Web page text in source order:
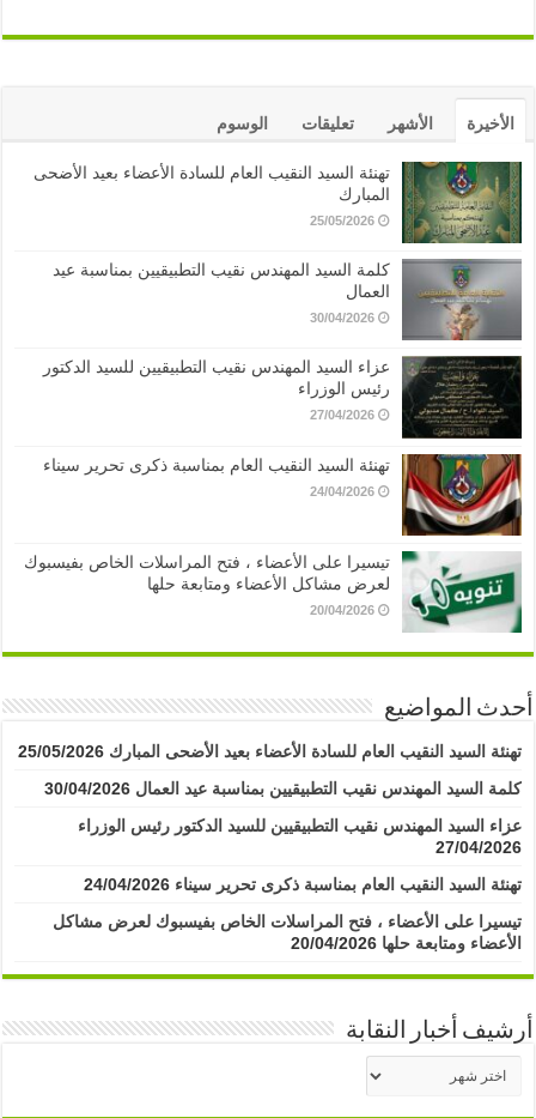
الأخيرة الأشهر تعليقات الوسوم
تهنئة السيد النقيب العام للسادة الأعضاء بعيد الأضحى
المبارك
25/05/2026
كلمة السيد المهندس نقيب التطبيقيين بمناسبة عيد
العمال
30/04/2026
عزاء السيد المهندس نقيب التطبيقيين للسيد الدكتور
رئيس الوزراء
27/04/2026
تهنئة السيد النقيب العام بمناسبة ذكرى تحرير سيناء
24/04/2026
تيسيرا على الأعضاء ، فتح المراسلات الخاص بفيسبوك
لعرض مشاكل الأعضاء ومتابعة حلها
20/04/2026
أحدث المواضيع
تهنئة السيد النقيب العام للسادة الأعضاء بعيد الأضحى المبارك 25/05/2026
كلمة السيد المهندس نقيب التطبيقيين بمناسبة عيد العمال 30/04/2026
عزاء السيد المهندس نقيب التطبيقيين للسيد الدكتور رئيس الوزراء
27/04/2026
تهنئة السيد النقيب العام بمناسبة ذكرى تحرير سيناء 24/04/2026
تيسيرا على الأعضاء ، فتح المراسلات الخاص بفيسبوك لعرض مشاكل
الأعضاء ومتابعة حلها 20/04/2026
أرشيف أخبار النقابة
أخبار